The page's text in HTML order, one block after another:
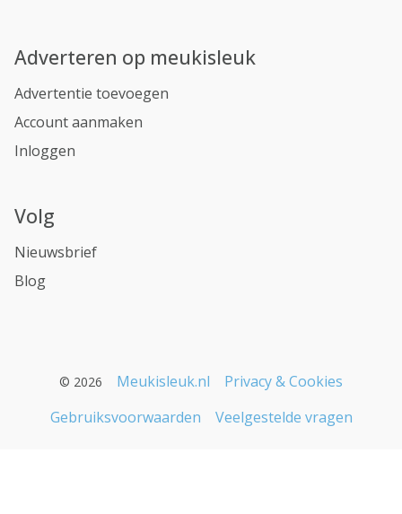
Adverteren op meukisleuk
Advertentie toevoegen
Account aanmaken
Inloggen
Volg
Nieuwsbrief
Blog
© 2026 Meukisleuk.nl
Privacy & Cookies
Gebruiksvoorwaarden
Veelgestelde vragen